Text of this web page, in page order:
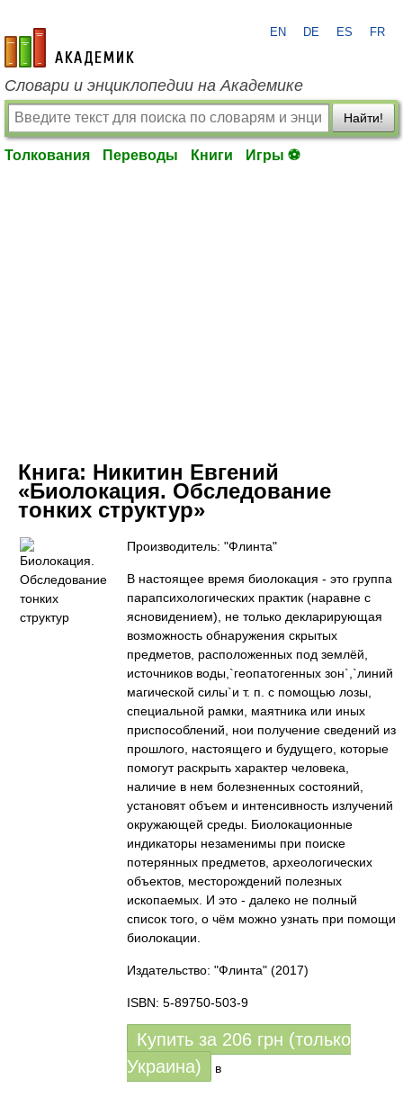
academic.ru
EN DE ES FR
Словари и энциклопедии на Академике
Найти!
Толкования Переводы Книги Игры ⚽
Книга: Никитин Евгений
«Биолокация. Обследование
тонких структур»
Производитель: "Флинта"
В настоящее время биолокация - это группа
парапсихологических практик (наравне с
ясновидением), не только декларирующая
возможность обнаружения скрытых
предметов, расположенных под землёй,
источников воды,`геопатогенных зон`,`линий
магической силы`и т. п. с помощью лозы,
специальной рамки, маятника или иных
приспособлений, нои получение сведений из
прошлого, настоящего и будущего, которые
помогут раскрыть характер человека,
наличие в нем болезненных состояний,
установят объем и интенсивность излучений
окружающей среды. Биолокационные
индикаторы незаменимы при поиске
потерянных предметов, археологических
объектов, месторождений полезных
ископаемых. И это - далеко не полный
список того, о чём можно узнать при помощи
биолокации.
Издательство: "Флинта" (2017)
ISBN: 5-89750-503-9
Купить за 206 грн (только
Украина)
в